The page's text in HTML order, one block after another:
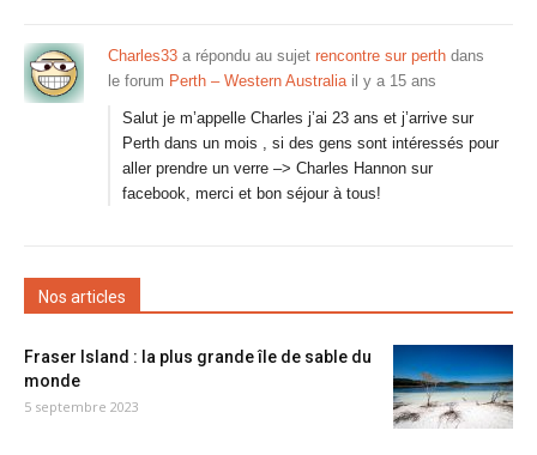
Charles33 a répondu au sujet rencontre sur perth dans
le forum Perth – Western Australia il y a 15 ans
Salut je m’appelle Charles j’ai 23 ans et j’arrive sur
Perth dans un mois , si des gens sont intéressés pour
aller prendre un verre –> Charles Hannon sur
facebook, merci et bon séjour à tous!
Nos articles
Fraser Island : la plus grande île de sable du
monde
5 septembre 2023